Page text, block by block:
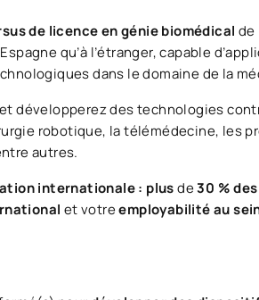
de licence en génie biomédical de
qu’à l’étranger, capable
dans le domaine de la
développerez des technologies
robotique, la télémédecine, les
autres.
internationale : plusde30 %
et votreemployabilité au